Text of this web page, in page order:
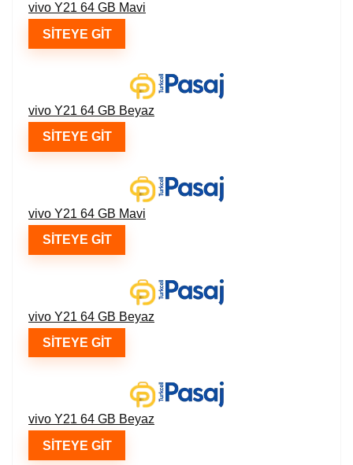
vivo Y21 64 GB Mavi
SITEYE GIT
vivo Y21 64 GB Beyaz
SITEYE GIT
vivo Y21 64 GB Mavi
SITEYE GIT
vivo Y21 64 GB Beyaz
SITEYE GIT
vivo Y21 64 GB Beyaz
SITEYE GIT